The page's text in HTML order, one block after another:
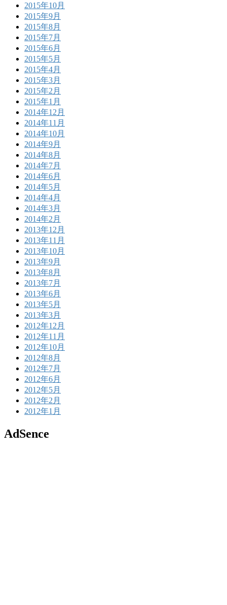
2015年10月
2015年9月
2015年8月
2015年7月
2015年6月
2015年5月
2015年4月
2015年3月
2015年2月
2015年1月
2014年12月
2014年11月
2014年10月
2014年9月
2014年8月
2014年7月
2014年6月
2014年5月
2014年4月
2014年3月
2014年2月
2013年12月
2013年11月
2013年10月
2013年9月
2013年8月
2013年7月
2013年6月
2013年5月
2013年3月
2012年12月
2012年11月
2012年10月
2012年8月
2012年7月
2012年6月
2012年5月
2012年2月
2012年1月
AdSence